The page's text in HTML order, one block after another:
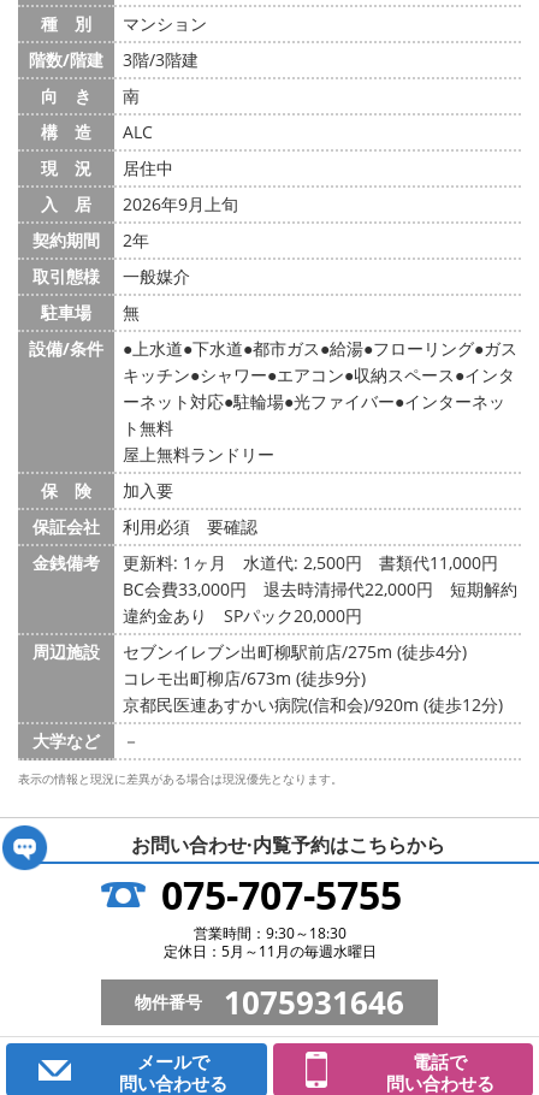
種 別
マンション
階数/階建
3階/3階建
向 き
南
構 造
ALC
現 況
居住中
入 居
2026年9月上旬
契約期間
2年
取引態様
一般媒介
駐車場
無
設備/条件
上水道 下水道 都市ガス 給湯 フローリング ガス
キッチン シャワー エアコン 収納スペース インタ
ーネット対応 駐輪場 光ファイバー インターネッ
ト無料
屋上無料ランドリー
保 険
加入要
保証会社
利用必須 要確認
金銭備考
更新料: 1ヶ月 水道代: 2,500円
書類代11,000円
BC会費33,000円 退去時清掃代22,000円 短期解約
違約金あり SPパック20,000円
周辺施設
セブンイレブン出町柳駅前店/275m (徒歩4分)
コレモ出町柳店/673m (徒歩9分)
京都民医連あすかい病院(信和会)/920m (徒歩12分)
大学など
－
表示の情報と現況に差異がある場合は現況優先となります。
お問い合わせ·内覧予約はこちらから
075-707-5755
営業時間：9:30～18:30
定休日：5月～11月の毎週水曜日
物件番号 1075931646
メールで
問い合わせる
電話で
問い合わせる